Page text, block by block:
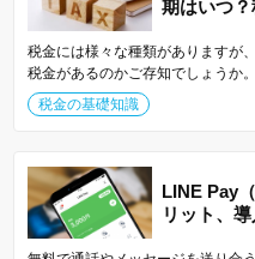
期はいつ
税金には様々な種類がありますが
税金があるのかご存知でしょうか
税金の基礎知識
LINE Pay
リット、